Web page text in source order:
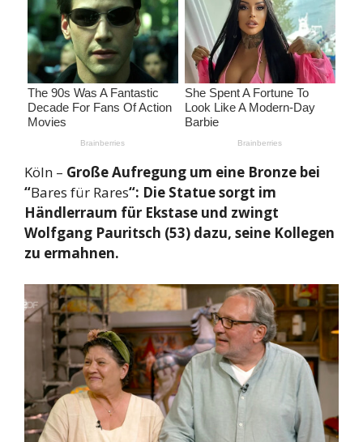
Köln – Große Aufregung um eine Bronze bei
“Bares für Rares“: Die Statue sorgt im
Händlerraum für Ekstase und zwingt
Wolfgang Pauritsch (53) dazu, seine Kollegen
zu ermahnen.